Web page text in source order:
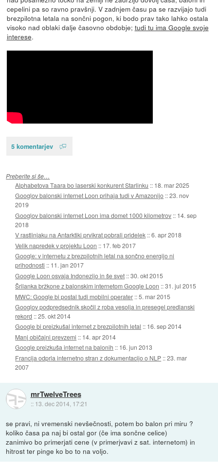
cepelini pa so ravno pravšnji. V zadnjem času pa se razvijajo tudi
brezpilotna letala na sončni pogon, ki bodo prav tako lahko ostala
visoko nad oblaki dalje časovno obdobje; tudi tu ima Google svoje
interese.
5 komentarjev
Preberite si še…
Alphabetova Taara bo laserski konkurent Starlinku :: 18. mar 2025
Googlov balonski internet Loon prihaja tudi v Amazonijo ::23. nov
2019
Googlov balonski internet Loon ima domet 1000 kilometrov :: 14. sep
2018
V rastlinjaku na Antarktiki prvikrat pobrali pridelek ::6. apr 2018
Velik napredek v projektu Loon :: 17. feb 2017
Google: v internetu z brezpilotnih letal na sončno energijo ni
prihodnosti :: 11. jan 2017
Google Loon osvaja Indonezijo in še svet ::30. okt 2015
Šrilanka bržkone z balonskim internetom Google Loon ::31. jul 2015
MWC: Google bi postal tudi mobilni operater ::5. mar 2015
Googlov podpredsednik skočil z roba vesolja in presegel predlanski
rekord ::25. okt 2014
Google bi preizkušal internet z brezpilotnih letal :: 16. sep 2014
Manj običajni prevzemi :: 14. apr 2014
Google preizkuša internet na balonih :: 16. jun 2013
Francija odprla internetno stran z dokumentacijo o NLP ::23. mar
2007
mrTwelveTrees
:: 13. dec 2014, 17:21
se pravi, ni vremenski nevšečnosti, potem bo balon pri miru ?
koliko časa pa naj bi ostal gor (če ima sončne celice)
zanimivo bo primerjati cene (v primerjvavi z sat. internetom) in
hitrost ter pinge ko bo to na voljo.